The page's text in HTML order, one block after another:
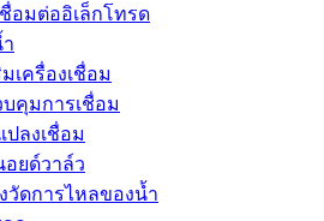
อมต่ออิเล็กโทรด
เครื่องเชื่อม
คุมการเชื่อม
ลงเชื่อม
ยด์วาล์ว
วัดการไหลของน้ำ